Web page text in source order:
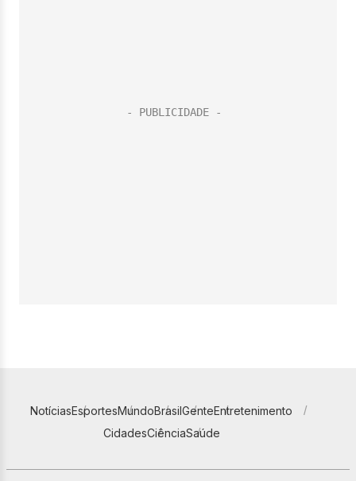
NotíciasEsportesMundoBrasilGenteEntretenimento
CidadesCiênciaSaúde